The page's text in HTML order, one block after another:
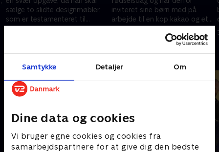
Samtykke Detaljer Om
Dine data og cookies
Vi bruger egne cookies og cookies fra
samarbejdspartnere for at give dig den bedste
sælge to slidte designmøbler,
som er testamenteret til
Kræftens Bekæmpelse og
inviteret sine børn med på
arbejde til en kop kakao og et
smugkig på kunst.
25. september 2019 • 29 min
Andre så også